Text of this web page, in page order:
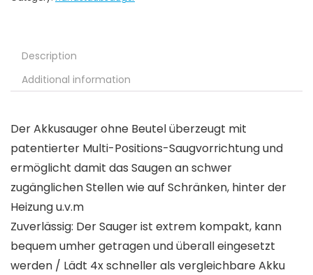
Description
Additional information
Der Akkusauger ohne Beutel überzeugt mit
patentierter Multi-Positions-Saugvorrichtung und
ermöglicht damit das Saugen an schwer
zugänglichen Stellen wie auf Schränken, hinter der
Heizung u.v.m
Zuverlässig: Der Sauger ist extrem kompakt, kann
bequem umher getragen und überall eingesetzt
werden / Lädt 4x schneller als vergleichbare Akku